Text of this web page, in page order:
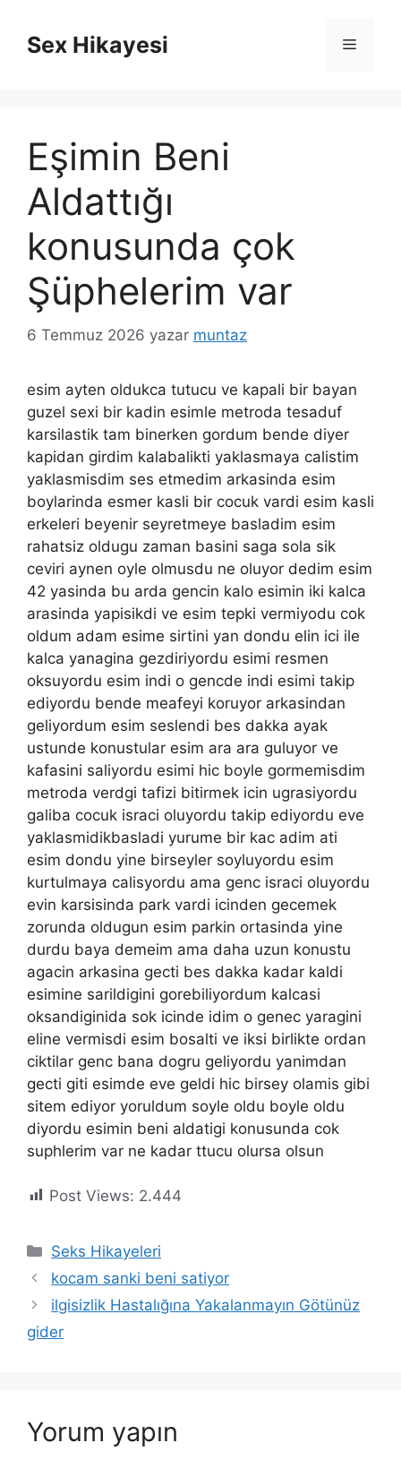
Sex Hikayesi Menü
Eşimin Beni
Aldattığı
konusunda çok
Şüphelerim var
6 Temmuz 2026 yazar muntaz
esim ayten oldukca tutucu ve kapali bir bayan
guzel sexi bir kadin esimle metroda tesaduf
karsilastik tam binerken gordum bende diyer
kapidan girdim kalabalikti yaklasmaya calistim
yaklasmisdim ses etmedim arkasinda esim
boylarinda esmer kasli bir cocuk vardi esim kasli
erkeleri beyenir seyretmeye basladim esim
rahatsiz oldugu zaman basini saga sola sik
ceviri aynen oyle olmusdu ne oluyor dedim esim
42 yasinda bu arda gencin kalo esimin iki kalca
arasinda yapisikdi ve esim tepki vermiyodu cok
oldum adam esime sirtini yan dondu elin ici ile
kalca yanagina gezdiriyordu esimi resmen
oksuyordu esim indi o gencde indi esimi takip
ediyordu bende meafeyi koruyor arkasindan
geliyordum esim seslendi bes dakka ayak
ustunde konustular esim ara ara guluyor ve
kafasini saliyordu esimi hic boyle gormemisdim
metroda verdgi tafizi bitirmek icin ugrasiyordu
galiba cocuk israci oluyordu takip ediyordu eve
yaklasmidikbasladi yurume bir kac adim ati
esim dondu yine birseyler soyluyordu esim
kurtulmaya calisyordu ama genc israci oluyordu
evin karsisinda park vardi icinden gecemek
zorunda oldugun esim parkin ortasinda yine
durdu baya demeim ama daha uzun konustu
agacin arkasina gecti bes dakka kadar kaldi
esimine sarildigini gorebiliyordum kalcasi
oksandiginida sok icinde idim o genec yaragini
eline vermisdi esim bosalti ve iksi birlikte ordan
ciktilar genc bana dogru geliyordu yanimdan
gecti giti esimde eve geldi hic birsey olamis gibi
sitem ediyor yoruldum soyle oldu boyle oldu
diyordu esimin beni aldatigi konusunda cok
suphlerim var ne kadar ttucu olursa olsun
Post Views: 2.444
Kategoriler
Seks Hikayeleri
kocam sanki beni satiyor
ilgisizlik Hastalığına Yakalanmayın Götünüz
gider
Yorum yapın